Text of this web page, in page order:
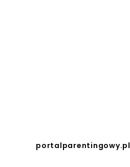
portalparentingowy.pl